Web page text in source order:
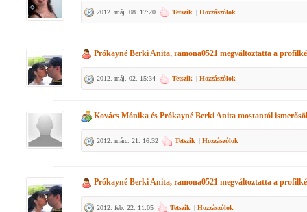
2012. máj. 08. 17:20 Tetszik | Hozzászólok
Prókayné Berki Anita, ramona0521 megváltoztatta a
2012. máj. 02. 15:34 Tetszik | Hozzászólok
Kovács Mónika és Prókayné Berki Anita mostantól
2012. márc. 21. 16:32 Tetszik | Hozzászólok
Prókayné Berki Anita, ramona0521 megváltoztatta a
2012. feb. 22. 11:05 Tetszik | Hozzászólok